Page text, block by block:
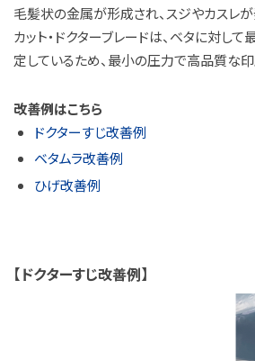
毛髪状の金属が形成され、スジやカスレが
カット・ドクターブレードは、ベタに対し
定しているため、最小の圧力で高品質な印
改善例はこちら
ドクターすじ改善例
ベタムラ改善例
ひげ改善例
【ドクターすじ改善例】